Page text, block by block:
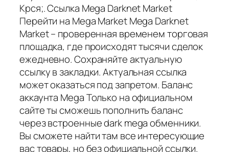
Крся;. Ссылка Mega Darknet Market
Перейти на Mega Market Mega Darknet
Market – проверенная временем торговая
площадка, где происходят тысячи сделок
ежедневно. Сохраняйте актуальную
ссылку в закладки. Актуальная ссылка
может оказаться под запретом. Баланс
аккаунта Mega Только на официальном
сайте ты сможешь пополнить баланс
через встроенные dark mega обменники.
Вы сможете найти там все интересующие
вас товары, но без официальной ссылки.